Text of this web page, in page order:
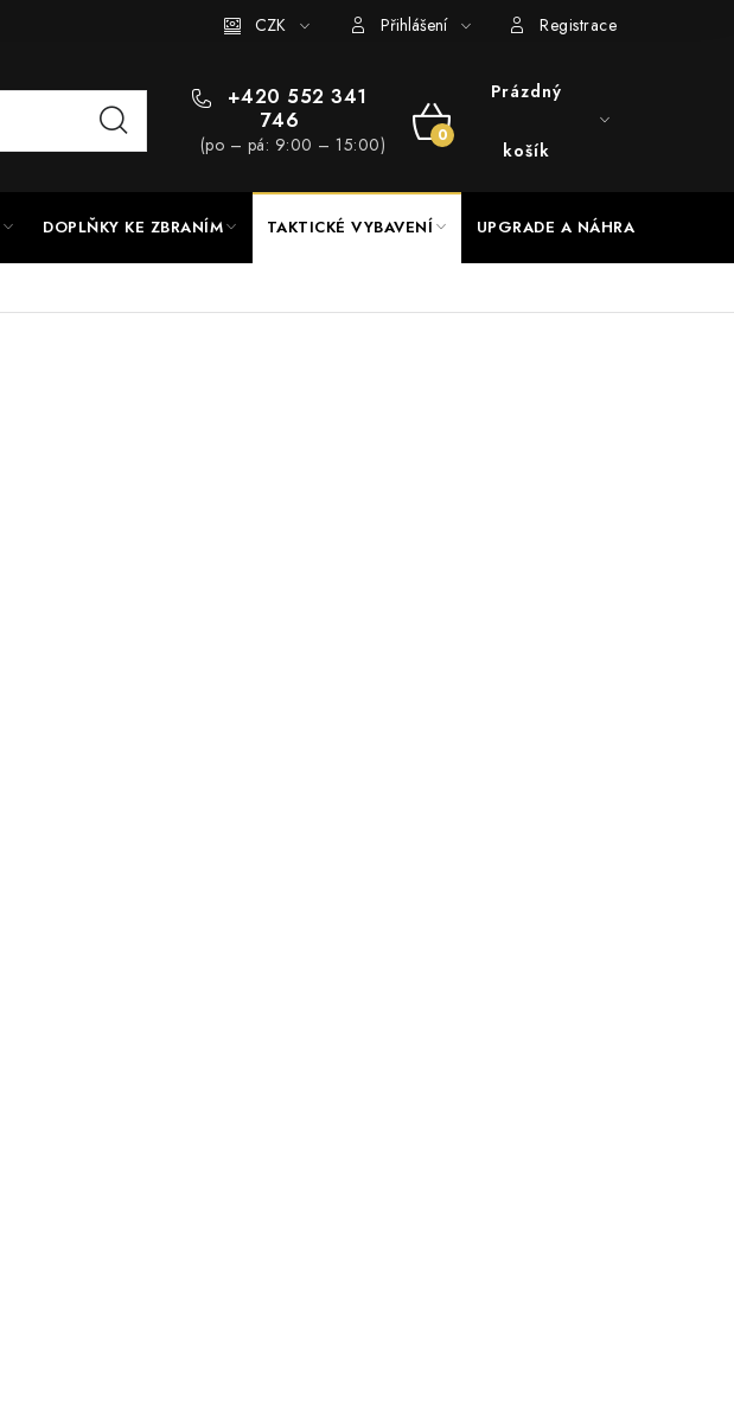
UPGRADE a servis Hodnocení obchodu
CZK Přihlášení Registrace
+420 552 341
746
(po – pá: 9:00 – 15:00)
NÁKUPNÍ
Prázdný
košík
DOPLŇKY KE ZBRANÍM TAKTICKÉ VYBAVENÍ UPGRADE A NÁHRADNÍ DÍLY